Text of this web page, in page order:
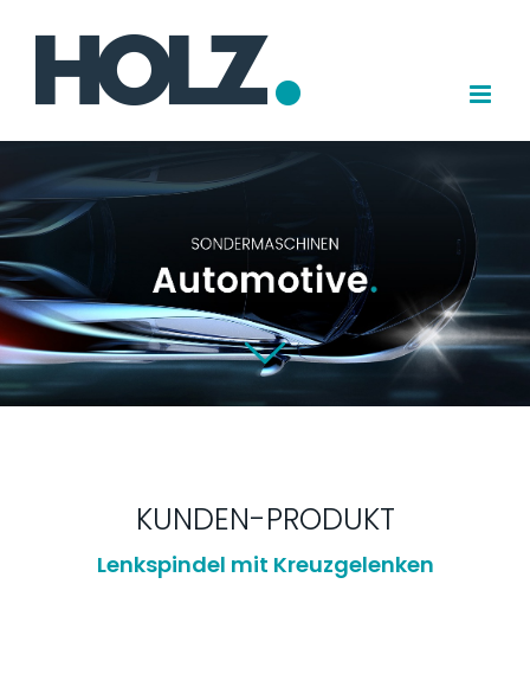
springen
KUNDEN-PRODUKT
Lenkspindel mit Kreuzgelenken